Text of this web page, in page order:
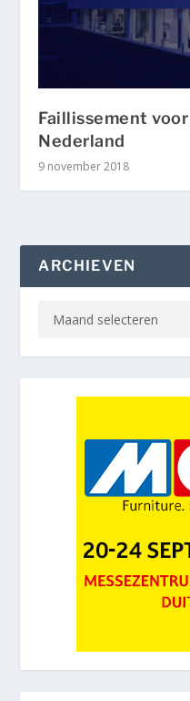
Faillissement voor
Nederland
9 november 2018
ARCHIEVEN